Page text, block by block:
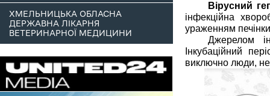
ХМЕЛЬНИЦЬКА ОБЛАСНА
ДЕРЖАВНА ЛІКАРНЯ
ВЕТЕРИНАРНОЇ МЕДИЦИНИ
Вірусний
інфекційна
ураженням
Джерелом
Інкубаційний
виключно люди,